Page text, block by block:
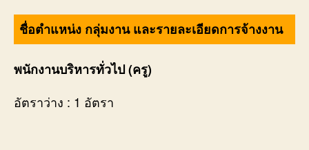
ชื่อตำแหน่ง กลุ่มงาน และรายละเอียดการจ้างงาน
พนักงานบริหารทั่วไป (ครู)
อัตราว่าง : 1 อัตรา